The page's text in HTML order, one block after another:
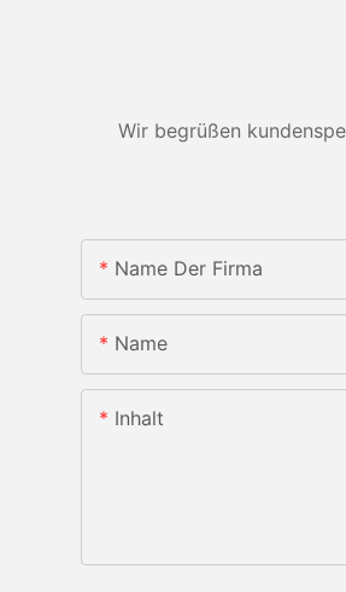
Wir begrüßen
Name Der Firma
Name
Inhalt